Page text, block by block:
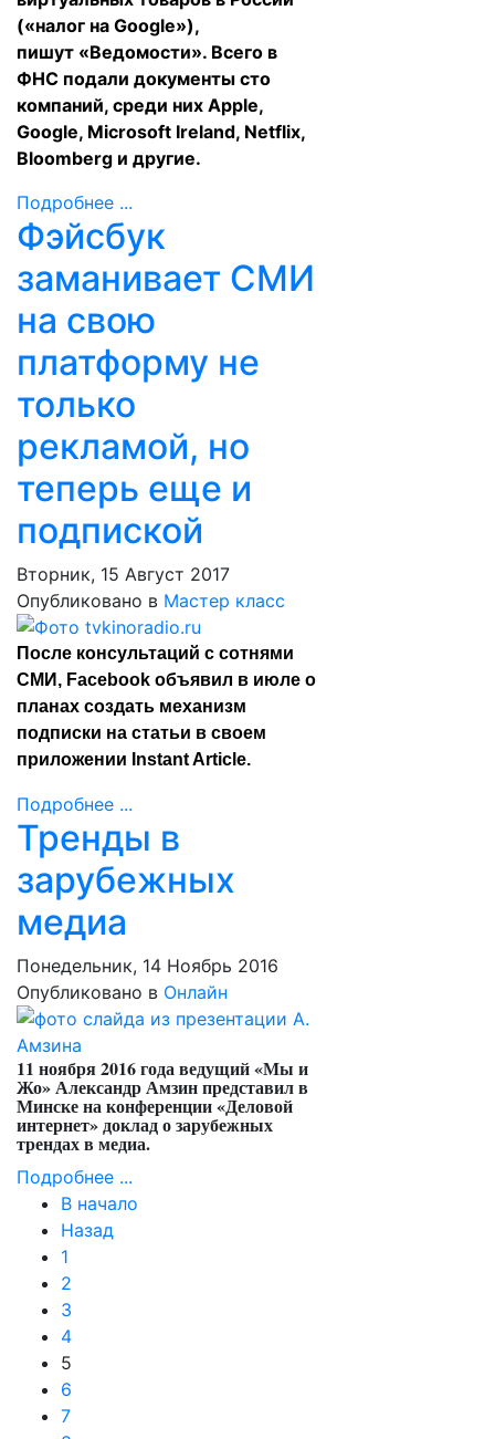
(«налог на Google»),
пишут «Ведомости». Всего в
ФНС подали документы сто
компаний, среди них Apple,
Google, Microsoft Ireland, Netflix,
Bloomberg и другие.
Подробнее ...
Фэйсбук
заманивает СМИ
на свою
платформу не
только
рекламой, но
теперь еще и
подпиской
Вторник, 15 Август 2017
Опубликовано в Мастер класс
После консультаций с сотнями
СМИ, Facebook объявил в июле о
планах создать механизм
подписки на статьи в своем
приложении Instant Article.
Подробнее ...
Тренды в
зарубежных
медиа
Понедельник, 14 Ноябрь 2016
Опубликовано в Онлайн
11 ноября 2016 года ведущий «Мы и
Жо» Александр Амзин представил в
Минске на конференции «Деловой
интернет» доклад о зарубежных
трендах в медиа.
Подробнее ...
В начало
Назад
1
2
3
4
5
6
7